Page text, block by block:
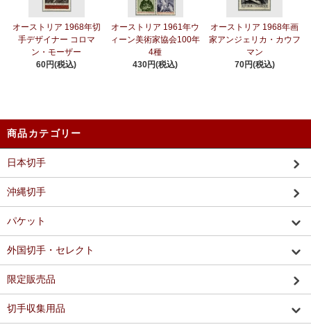
オーストリア 1968年切
手デザイナー コロマ
ン・モーザー
60円(税込)
オーストリア 1961年ウ
ィーン美術家協会100年
4種
430円(税込)
オーストリア 1968年画
家アンジェリカ・カウフ
マン
70円(税込)
商品カテゴリー
日本切手
沖縄切手
パケット
外国切手・セレクト
限定販売品
切手収集用品